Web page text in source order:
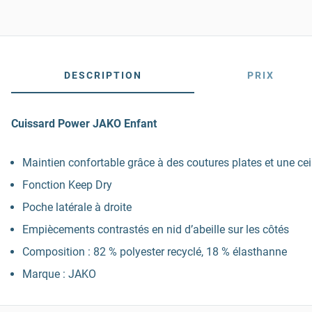
DESCRIPTION PRIX
Cuissard Power JAKO Enfant
Maintien confortable grâce à des coutures plates et une
Fonction Keep Dry
Poche latérale à droite
Empiècements contrastés en nid d’abeille sur les côtés
Composition : 82 % polyester recyclé, 18 % élasthanne
Marque : JAKO